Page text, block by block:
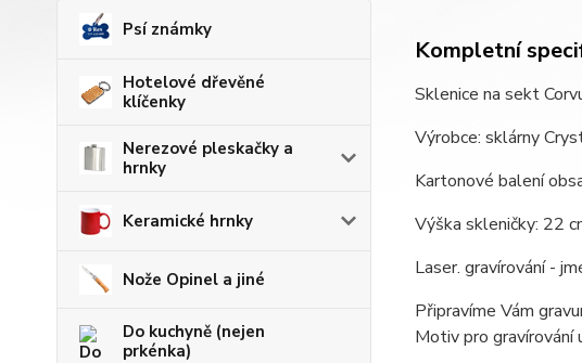
Psí známky
Hotelové dřevěné
klíčenky
Nerezové pleskačky a
hrnky
Keramické hrnky
Nože Opinel a jiné
Do kuchyně (nejen
prkénka)
Kompletní
Sklenice na sekt
Výrobce: sklárny
Kartonové balení
Výška skleničky: 22
Laser. gravírování -
Připravíme Vám
Motiv pro gravírování